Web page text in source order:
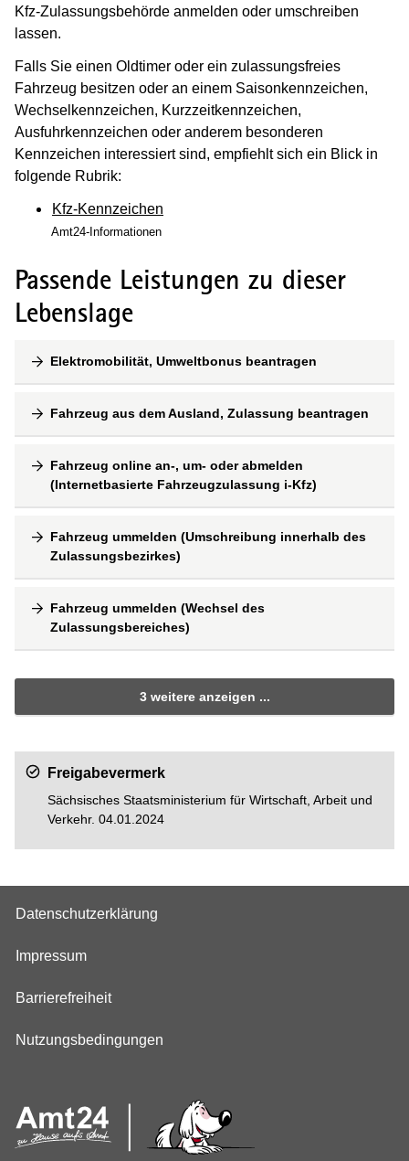
Kfz-Zulassungsbehörde anmelden oder umschreiben
lassen.
Falls Sie einen Oldtimer oder ein zulassungsfreies
Fahrzeug besitzen oder an einem Saisonkennzeichen,
Wechselkennzeichen, Kurzzeitkennzeichen,
Ausfuhrkennzeichen oder anderem besonderen
Kennzeichen interessiert sind, empfiehlt sich ein Blick in
folgende Rubrik:
Kfz-Kennzeichen
Amt24-Informationen
Passende Leistungen zu dieser
Lebenslage
Elektromobilität, Umweltbonus beantragen
Fahrzeug aus dem Ausland, Zulassung beantragen
Fahrzeug online an-, um- oder abmelden
(Internetbasierte Fahrzeugzulassung i-Kfz)
Fahrzeug ummelden (Umschreibung innerhalb des
Zulassungsbezirkes)
Fahrzeug ummelden (Wechsel des
Zulassungsbereiches)
3 weitere anzeigen ...
Freigabevermerk
Sächsisches Staatsministerium für Wirtschaft, Arbeit und
Verkehr. 04.01.2024
Datenschutzerklärung
Impressum
Barrierefreiheit
Nutzungsbedingungen